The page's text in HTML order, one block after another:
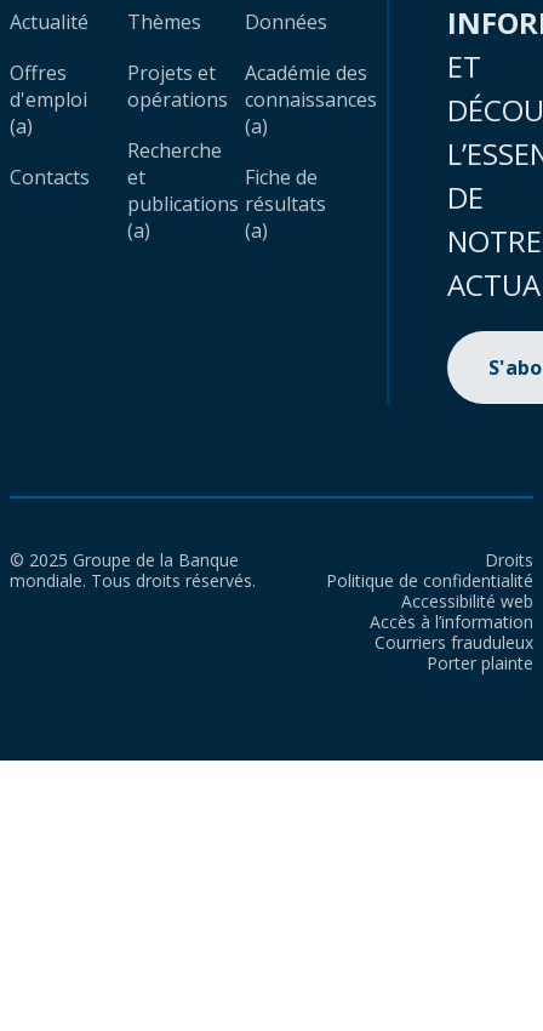
Actualité
Offres
d'emploi
(a)
Contacts
Thèmes
Projets et
opérations
Recherche
et
publications
(a)
Données
Académie des
connaissances
(a)
Fiche de
résultats
(a)
ET
DE
NOTRE
© 2025 Groupe de la Banque
mondiale. Tous droits réservés.
Droits
Politique de confidentialité
Accessibilité web
Accès à l’information
Courriers frauduleux
Porter plainte